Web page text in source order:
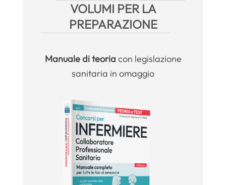
VOLUMI PER LA
PREPARAZIONE
Manualedi teoria con legislazione
sanitaria in omaggio